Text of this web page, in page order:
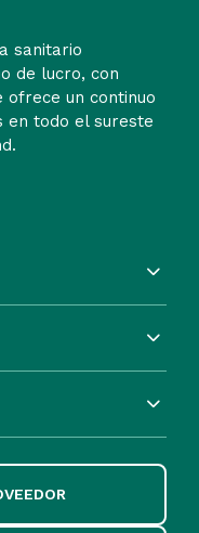
sanitario
de lucro, con
ofrece un continuo
en todo el sureste